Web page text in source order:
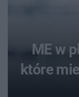
ME w
które